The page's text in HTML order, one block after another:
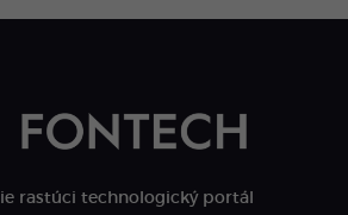
rastúci technologický portál